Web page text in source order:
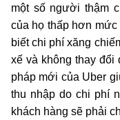
một số người thậm
của họ thấp hơn
biết chi phí xăng
xế và không thay đổi
pháp mới của Uber
thu nhập do chi phí
khách hàng sẽ phải